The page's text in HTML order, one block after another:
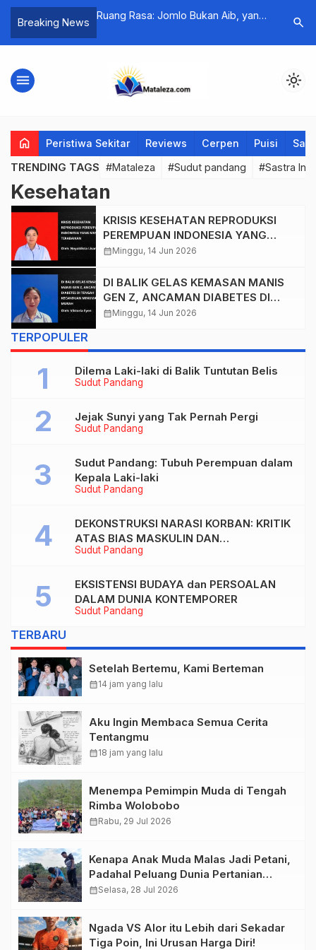
Breaking News
Jurnalistik,
Ruang Rasa: Jomlo Bukan Aib, yang
Hidup dengan Cara yang Sama
Puisi-
search
menu light_mode
home Peristiwa Sekitar Reviews Cerpen Puisi
TRENDING TAGS #Mataleza #Sudut pandang #Sastra
Kesehatan
KRISIS KESEHATAN REPRODUKSI
PEREMPUAN INDONESIA YANG
MASIH TERABAIKAN
calendar_monthMinggu, 14 Jun 2026
DI BALIK GELAS KEMASAN MANIS
GEN Z, ANCAMAN DIABETES DI
TENGAH KECANDUAN MINUMAN
calendar_monthMinggu, 14 Jun 2026
TERPOPULER
Sudut Pandang
Dilema Laki-laki di Balik Tuntutan Belis
Sudut Pandang
Jejak Sunyi yang Tak Pernah Pergi
Sudut Pandang
Sudut Pandang: Tubuh Perempuan dalam
Kepala Laki-laki
Sudut Pandang
DEKONSTRUKSI NARASI KORBAN: KRITIK
ATAS BIAS MASKULIN DAN
OBJEKTIVIKASI PEREMPUAN DALAM
TUNTUTAN BELIS” KARYA AGUSTINUS
S. SASMITA
Sudut Pandang
EKSISTENSI BUDAYA dan PERSOALAN
DALAM DUNIA KONTEMPORER
TERBARU
Setelah Bertemu, Kami Berteman
calendar_month14 jam yang lalu
Aku Ingin Membaca Semua Cerita
Tentangmu
calendar_month18 jam yang lalu
Menempa Pemimpin Muda di Tengah
Rimba Wolobobo
calendar_monthRabu, 29 Jul 2026
Kenapa Anak Muda Malas Jadi Petani,
Padahal Peluang Dunia Pertanian
Menjanjikan?
calendar_monthSelasa, 28 Jul 2026
Ngada VS Alor itu Lebih dari Sekadar
Tiga Poin, Ini Urusan Harga Diri!